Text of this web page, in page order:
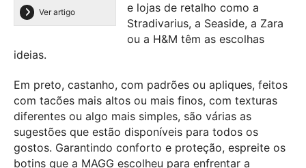
Ver artigo
e lojas de retalho como a
Stradivarius, a Seaside, a Zara
ou a H&M têm as escolhas
ideias.
Em preto, castanho, com padrões ou apliques, feitos
com tacões mais altos ou mais finos, com texturas
diferentes ou algo mais simples, são várias as
sugestões que estão disponíveis para todos os
gostos. Garantindo conforto e proteção, espreite os
botins que a MAGG escolheu para enfrentar a